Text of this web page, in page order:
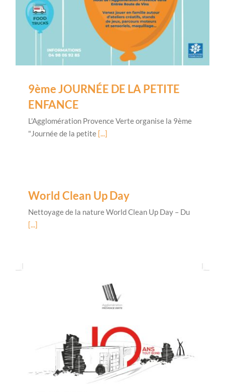
9ème JOURNÉE DE LA PETITE
ENFANCE
L'Agglomération Provence Verte organise la 9ème
"Journée de la petite [...]
World Clean Up Day
Nettoyage de la nature World Clean Up Day – Du
[...]